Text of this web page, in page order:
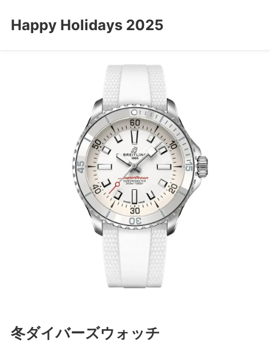
Happy Holidays 2025
冬ダイバーズウォッチ